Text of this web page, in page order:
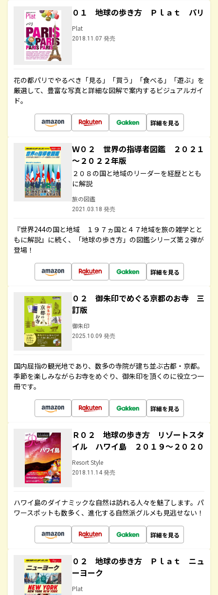
０１ 地球の歩き方 Ｐｌａｔ パリ
Plat
2018.11.07 発売
花の都パリでやるべき「見る」「買う」「食べる」「遊ぶ」を
厳選して、豊富な写真と詳細な図解で案内するビジュアルガイ
ド。
詳細を見る
Ｗ０２ 世界の指導者図鑑 ２０２１
～２０２２年版
２０８の国と地域のリーダーを経歴ととも
に解説
旅の図鑑
2021.03.18 発売
『世界244の国と地域 １９７ヵ国と４７地域を旅の雑学とと
もに解説』に続く、「地球の歩き方」の図鑑シリーズ第２弾が
登場！
詳細を見る
０２ 御朱印でめぐる京都のお寺 三
訂版
御朱印
2025.10.09 発売
国内屈指の観光地であり、数多の寺院が建ち並ぶ古都・京都。
季節を楽しみながらお寺をめぐり、御朱印を頂くのに役立つ一
冊です。
詳細を見る
Ｒ０２ 地球の歩き方 リゾートスタ
イル ハワイ島 ２０１９～２０２０
Resort Style
2018.11.14 発売
ハワイ島のダイナミックな自然は訪れる人々を魅了します。パ
ワースポットも数多く、進化する自然派グルメも見逃せない！
詳細を見る
０２ 地球の歩き方 Ｐｌａｔ ニュ
ーヨーク
Plat